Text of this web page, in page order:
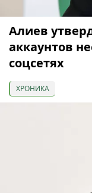
Алиев
аккаунтов
соцсетях
ХРОНИКА